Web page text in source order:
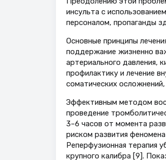
инсульта с
персоналом, пропаганды
Основные принципы
поддержание жизненно
артериального давления,
профилактику и лечение
соматических
Эффективным методом
проведение
3–6 часов от момента
риском развития
Реперфузионная терапия
крупного калибра [9].